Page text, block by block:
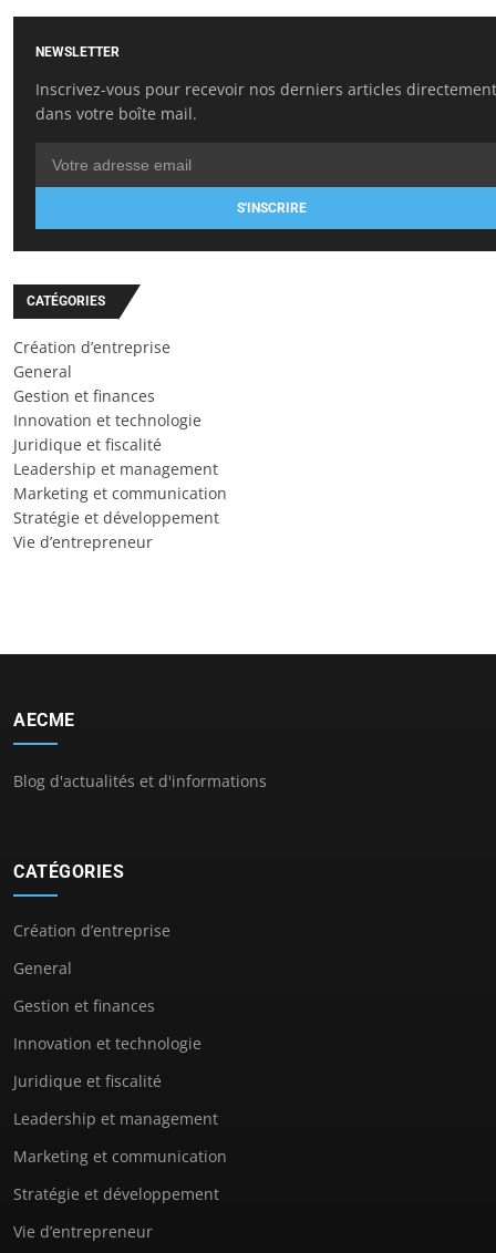
NEWSLETTER
Inscrivez-vous pour recevoir nos derniers articles directement
dans votre boîte mail.
S'INSCRIRE
CATÉGORIES
Création d’entreprise
General
Gestion et finances
Innovation et technologie
Juridique et fiscalité
Leadership et management
Marketing et communication
Stratégie et développement
Vie d’entrepreneur
AECME
Blog d'actualités et d'informations
CATÉGORIES
Création d’entreprise
General
Gestion et finances
Innovation et technologie
Juridique et fiscalité
Leadership et management
Marketing et communication
Stratégie et développement
Vie d’entrepreneur